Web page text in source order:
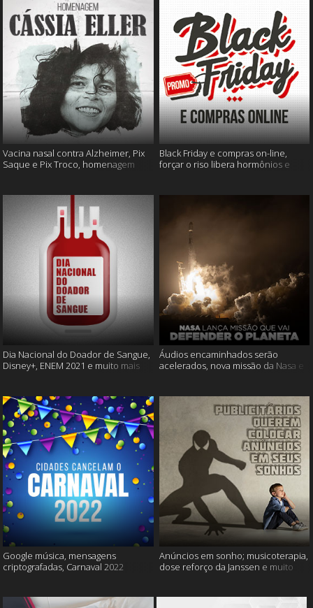
Vacina nasal contra Alzheimer, Pix
Saque e Pix Troco, homenagem
Black Friday e compras on-line,
forçar o riso libera hormônios e
Dia Nacional do Doador de Sangue,
Disney+, ENEM 2021 e muito mais
Áudios encaminhados serão
acelerados, nova missão da Nasa e
Google música, mensagens
criptografadas, Carnaval 2022
Anúncios em sonho; musicoterapia,
dose reforço da Janssen e muito